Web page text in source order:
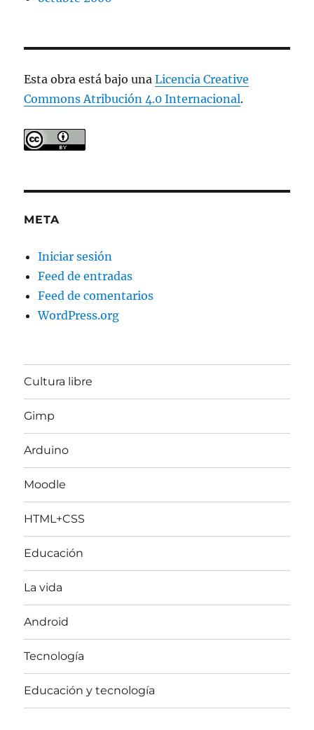
Esta obra está bajo unaLicencia Creative
Commons Atribución 4.0 Internacional.
META
Iniciar sesión
Feed de entradas
Feed de comentarios
WordPress.org
Cultura libre
Gimp
Arduino
Moodle
HTML+CSS
Educación
La vida
Android
Tecnología
Educación y tecnología